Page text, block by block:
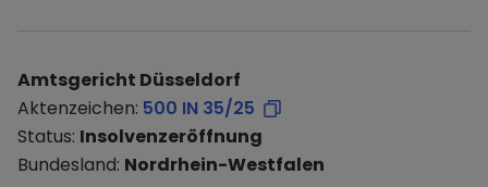
Amtsgericht Düsseldorf
Aktenzeichen: 500 IN 35/25
Status: Insolvenzeröffnung
Bundesland: Nordrhein-Westfalen